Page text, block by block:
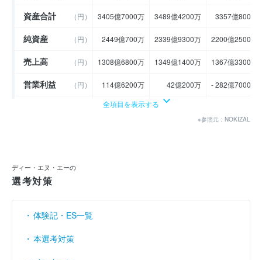
資産合計 （円） 3405億7000万 3489億4200万 3357億800万
純資産 （円） 2449億700万 2339億9300万 2200億2500万
売上高 （円） 1308億6800万 1349億1400万 1367億3300万
営業利益 （円） 114億6200万 42億200万 - 282億7000万
294億1900万
売上伸び率
営業利益率 （％） 8.76 3.11 - 20.68
経常利益率 （％）
全項目を表示する
※参照元：NOKIZAL
ディー・エヌ・エーの
選考対策
体験記・ES一覧
本選考対策